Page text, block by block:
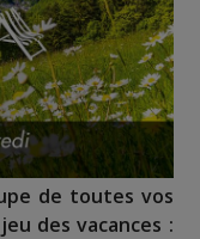
de toutes vos
des vacances :